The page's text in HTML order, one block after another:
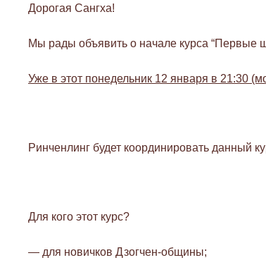
Дорогая Сангха!
Мы рады объявить о начале курса “Первые
Уже в этот понедельник 12 января в 21:30
Ринченлинг будет координировать данный
Для кого этот курс?
— для новичков Дзогчен-общины;